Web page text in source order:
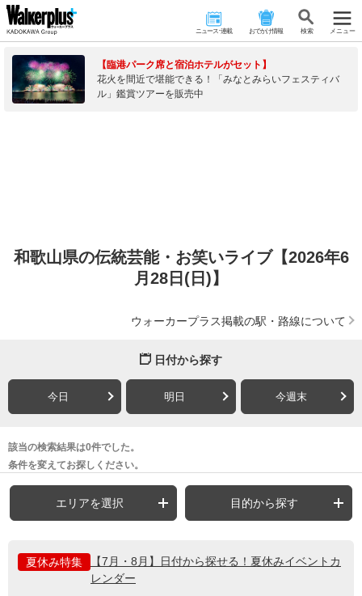
ニュース･連載 おでかけ情報 検 索 メニュー
【臨港パーク席と宿泊ホテルがセット】
花火を間近で堪能できる！「みなとみらいフェスティバ
ル」鑑賞ツアーを販売中
和歌山県の伝統芸能・お笑いライブ【2026年6
月28日(日)】
ウォーカープラス掲載の駅・路線について
日付から探す
今日 明日 今週末
該当の検索結果は0件でした。
条件を変えてお探しください。
エリアを選択 目的から探す
夏休み特集
【7月・8月】日付から探せる！夏休みイベントカ
レンダー